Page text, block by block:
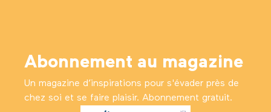
Abonnement au magazine
Un magazine d’inspirations pour s'évader près de
chez soi et se faire plaisir. Abonnement gratuit.